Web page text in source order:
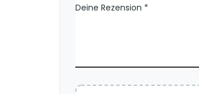
Deine Rezension *